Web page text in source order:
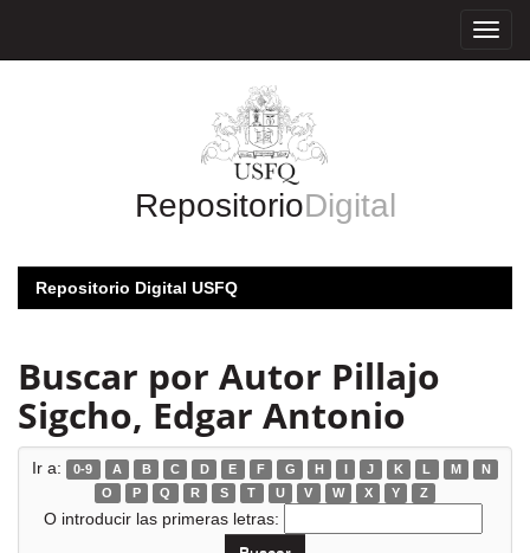
RepositorioDigital
Repositorio Digital USFQ
Buscar por Autor Pillajo
Sigcho, Edgar Antonio
Ir a: 0-9 A B C D E F G H I J K L M
N
O
P Q R S T U V W X Y Z
O introducir las primeras letras: